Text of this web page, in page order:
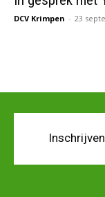
DCV Krimpen - 23